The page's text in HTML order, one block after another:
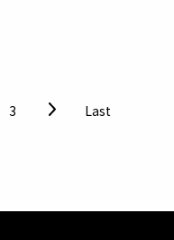
者一點賠償誠意都沒
付給我們20萬（二審加
是另一套！加害者郭生
大且操作疏忽，不慎滑
清原因後，警方進一步
更新，正焦急萬分。商
3 Last